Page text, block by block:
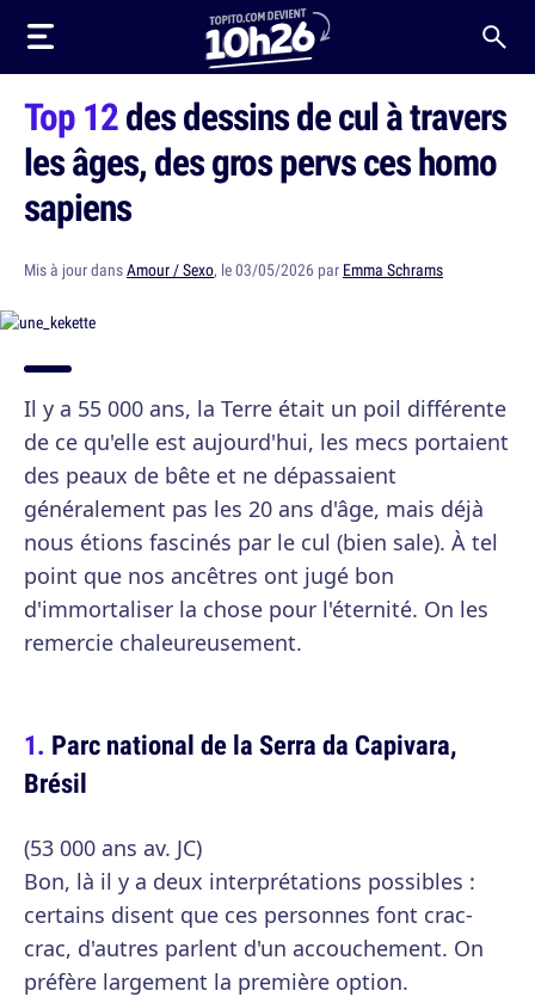
Top 12des dessins de cul à travers
les âges, des gros pervs ces homo
sapiens
Mis à jour dansAmour / Sexo, le 03/05/2026 par Emma Schrams
Il y a 55 000 ans, la Terre était un poil différente
de ce qu'elle est aujourd'hui, les mecs portaient
des peaux de bête et ne dépassaient
généralement pas les 20 ans d'âge, mais déjà
nous étions fascinés par le cul (bien sale). À tel
point que nos ancêtres ont jugé bon
d'immortaliser la chose pour l'éternité. On les
remercie chaleureusement.
Parc national de la Serra da Capivara,
Brésil
(53 000 ans av. JC)
Bon, là il y a deux interprétations possibles :
certains disent que ces personnes font crac-
crac, d'autres parlent d'un accouchement. On
préfère largement la première option.